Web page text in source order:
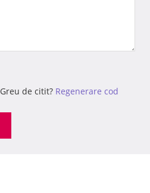
Greu de citit? Regenerare cod